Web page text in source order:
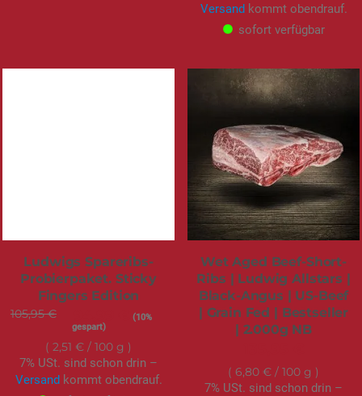
Versandkommt obendrauf.
sofort verfügbar
Ludwigs Spareribs-
Probierpaket. Sticky
Fingers Edition
105,95 € Sonderangebot(10%
gespart)
2,51 € / 100 g
7% USt. sind schon drin –
Versandkommt obendrauf.
Wet Aged Beef-Short-
Ribs | Ludwig Allstars |
Black-Angus | US-Beef
| Grain Fed | Bestseller
| 2.000g NB
6,80 € / 100 g
7% USt. sind schon drin –